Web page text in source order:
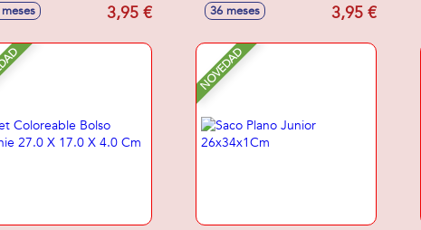
3,95 € 36 meses 3,95 €
NOVEDAD